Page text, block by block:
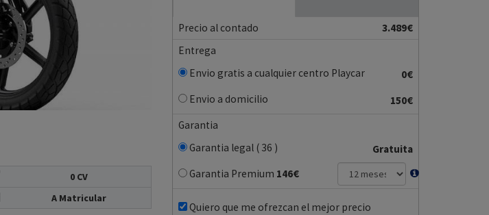
0 CV
A Matricular
Precio al contado
3.489€
Entrega
Envio gratis a cualquier centro Playcar
0€
Envio a domicilio
150€
Garantia
Garantia legal ( 36 )
Gratuita
Garantia Premium 146€
Quiero que me ofrezcan el mejor precio